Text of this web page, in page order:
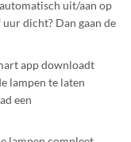
uit/aan op
dicht? Dan gaan de
app downloadt
lampen te laten
een